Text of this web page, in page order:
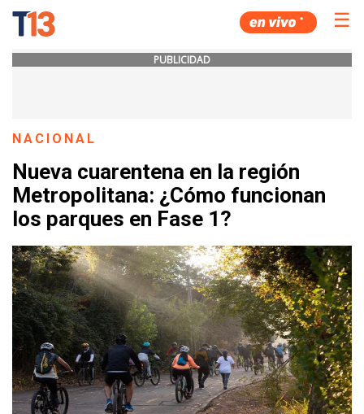
☰
PUBLICIDAD
NACIONAL
Nueva cuarentena en la región
Metropolitana: ¿Cómo funcionan
los parques en Fase 1?